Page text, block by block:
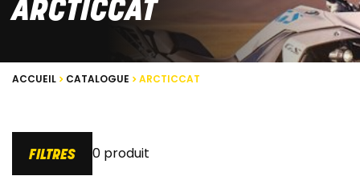
ARCTICCAT
ACCUEIL CATALOGUE ARCTICCAT
FILTRES 0 produit